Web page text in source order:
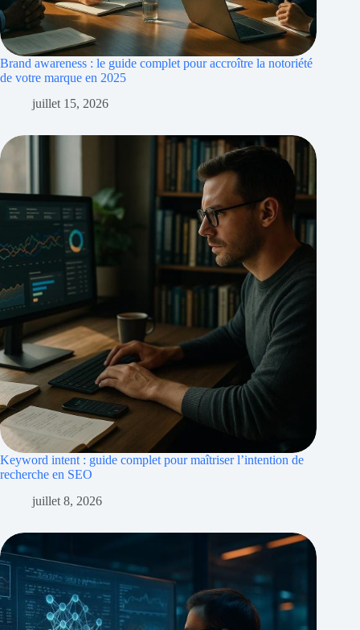
Brand awareness : le guide complet pour accroître la notoriété
de votre marque en 2025
juillet 15, 2026
Keyword intent : guide complet pour maîtriser l’intention de
recherche en SEO
juillet 8, 2026